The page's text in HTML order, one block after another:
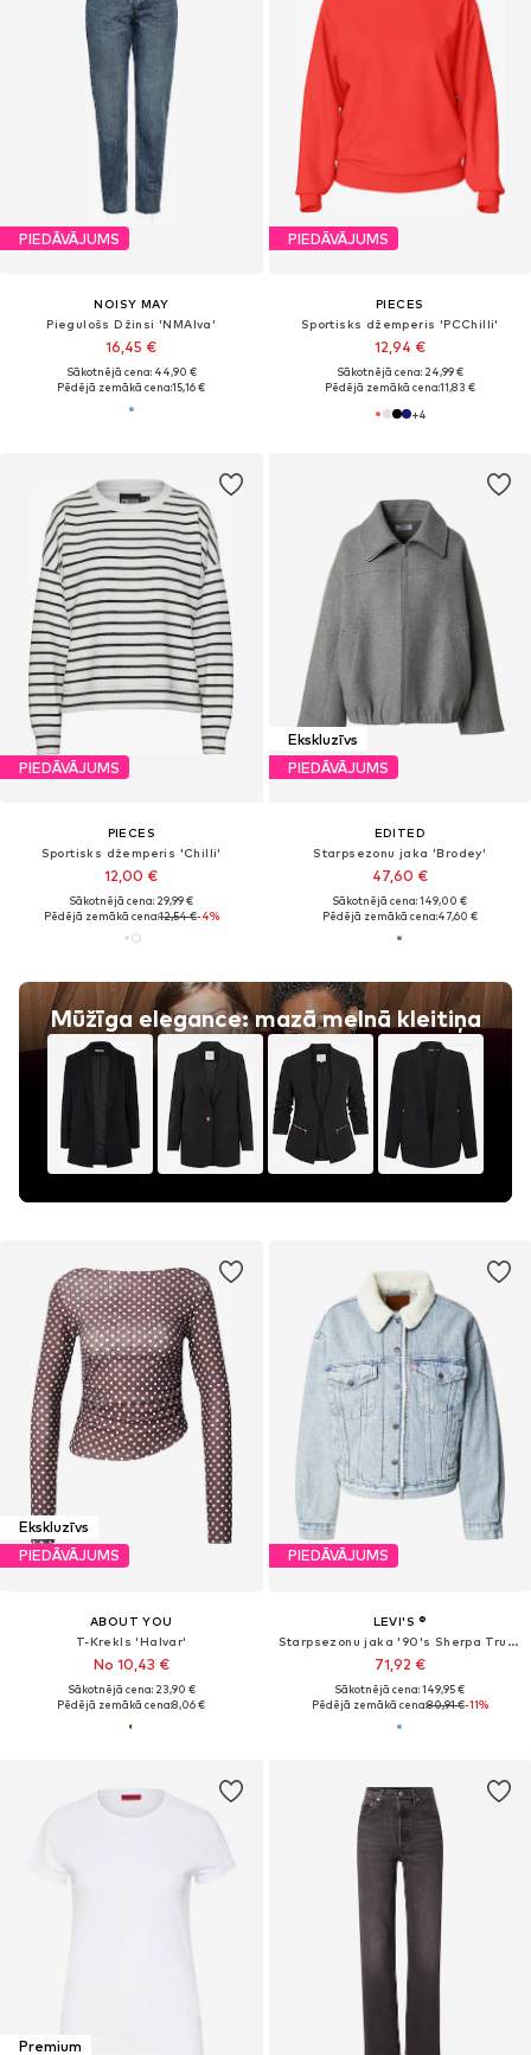
PIEDĀVĀJUMS
NOISY MAY
Piegulošs Džinsi 'NMAlva'
16,45 €
Sākotnējā cena: 44,90 €
Pēdējā zemākā cena:15,16 €
PIEDĀVĀJUMS
PIECES
Sportisks džemperis 'PCChilli'
12,94 €
Sākotnējā cena: 24,99 €
Pēdējā zemākā cena:11,83 €
+4
PIEDĀVĀJUMS
PIECES
Sportisks džemperis 'Chilli'
12,00 €
Sākotnējā cena: 29,99 €
Pēdējā zemākā cena:12,54 €-4%
Mūžīga elegance: mazā melnā kleitiņa
Ekskluzīvs
PIEDĀVĀJUMS
EDITED
Starpsezonu jaka 'Brodey'
47,60 €
Sākotnējā cena: 149,00 €
Pēdējā zemākā cena:47,60 €
Ekskluzīvs
PIEDĀVĀJUMS
ABOUT YOU
T-Krekls 'Halvar'
No 10,43 €
Sākotnējā cena: 23,90 €
Pēdējā zemākā cena:8,06 €
PIEDĀVĀJUMS
LEVI'S ®
Starpsezonu jaka '90's Sherpa Trucker Jacket'
71,92 €
Sākotnējā cena: 149,95 €
Pēdējā zemākā cena:80,91 €-11%
Premium